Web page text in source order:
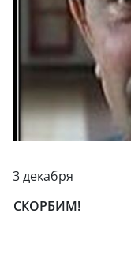
3 декабря
СКОРБИМ!